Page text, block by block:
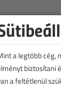
a legtöbb cég,
biztosítani
a feltétlenül